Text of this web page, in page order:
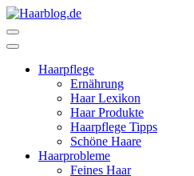
Zum
Inhalt
springen
drücken)Haarpflege
Ernährung
Haar Lexikon
Haar Produkte
Haarpflege Tipps
Schöne Haare
Haarprobleme
Feines Haar